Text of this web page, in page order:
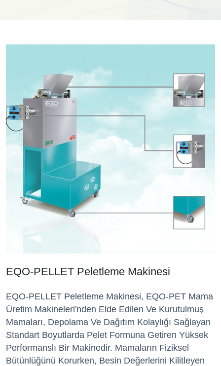
EQO-PELLET Peletleme Makinesi
EQO-PELLET Peletleme Makinesi, EQO-PET Mama
Üretim Makineleri'nden Elde Edilen Ve Kurutulmuş
Mamaları, Depolama Ve Dağıtım Kolaylığı Sağlayan
Standart Boyutlarda Pelet Formuna Getiren Yüksek
Performanslı Bir Makinedir. Mamaların Fiziksel
Bütünlüğünü Korurken, Besin Değerlerini Kilitleyen